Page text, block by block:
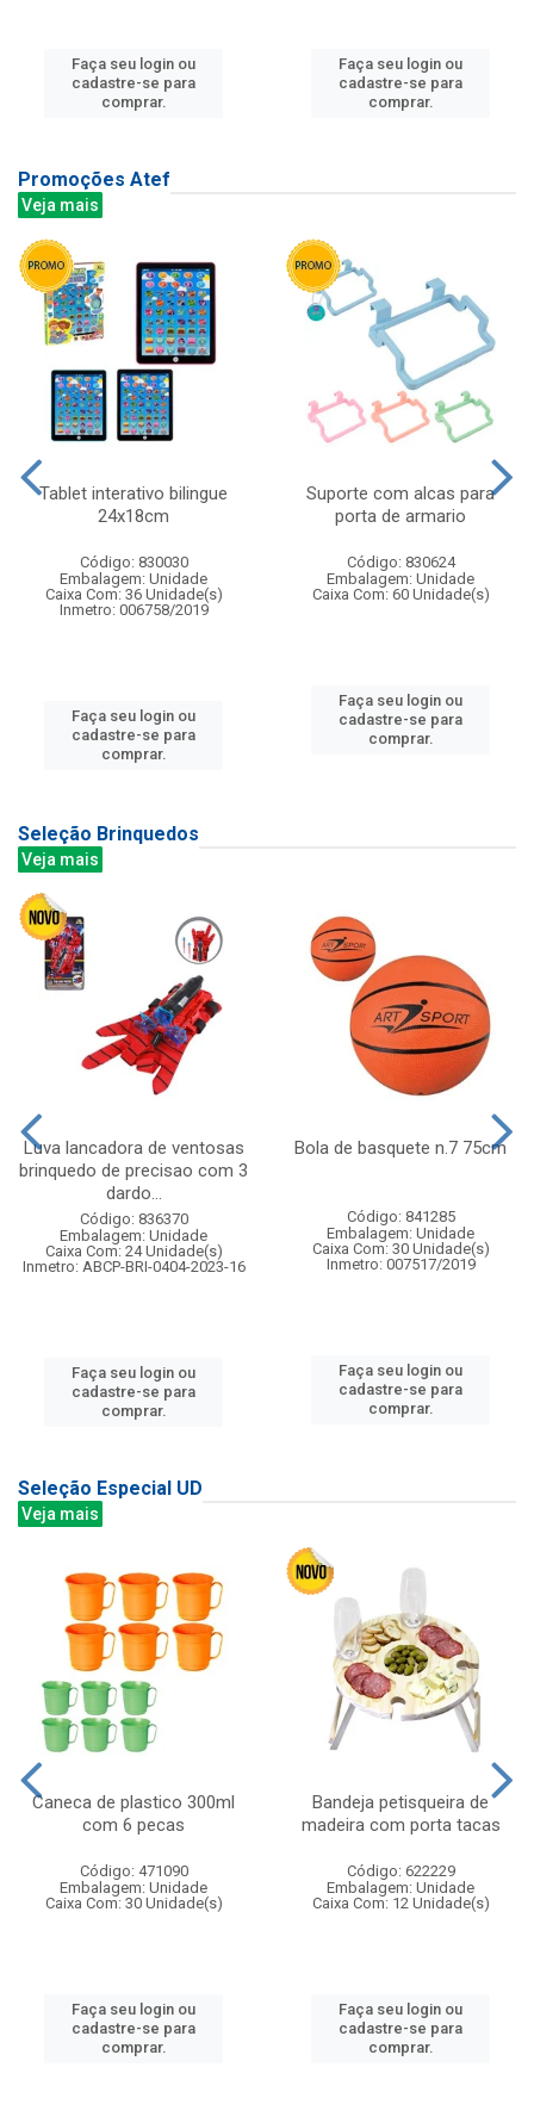
Faça seu login ou
cadastre-se para
comprar.
Faça seu login ou
cadastre-se para
comprar.
Promoções Atef
Veja mais
Tablet interativo bilingue
24x18cm
Código: 830030
Embalagem: Unidade
Caixa Com: 36 Unidade(s)
Inmetro: 006758/2019
Faça seu login ou
cadastre-se para
comprar.
Suporte com alcas para
porta de armario
Código: 830624
Embalagem: Unidade
Caixa Com: 60 Unidade(s)
Faça seu login ou
cadastre-se para
comprar.
Seleção Brinquedos
Veja mais
Luva lancadora de ventosas
brinquedo de precisao com 3
dardo...
Código: 836370
Embalagem: Unidade
Caixa Com: 24 Unidade(s)
Inmetro: ABCP-BRI-0404-2023-16
Faça seu login ou
cadastre-se para
comprar.
Bola de basquete n.7 75cm
Código: 841285
Embalagem: Unidade
Caixa Com: 30 Unidade(s)
Inmetro: 007517/2019
Faça seu login ou
cadastre-se para
comprar.
Seleção Especial UD
Veja mais
Caneca de plastico 300ml
com 6 pecas
Código: 471090
Embalagem: Unidade
Caixa Com: 30 Unidade(s)
Faça seu login ou
cadastre-se para
comprar.
Bandeja petisqueira de
madeira com porta tacas
Código: 622229
Embalagem: Unidade
Caixa Com: 12 Unidade(s)
Faça seu login ou
cadastre-se para
comprar.